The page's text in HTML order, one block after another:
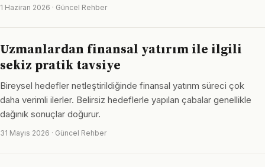
1 Haziran 2026 · Güncel Rehber
Uzmanlardan finansal yatırım ile ilgili
sekiz pratik tavsiye
Bireysel hedefler netleştirildiğinde finansal yatırım süreci çok
daha verimli ilerler. Belirsiz hedeflerle yapılan çabalar genellikle
dağınık sonuçlar doğurur.
31 Mayıs 2026 · Güncel Rehber